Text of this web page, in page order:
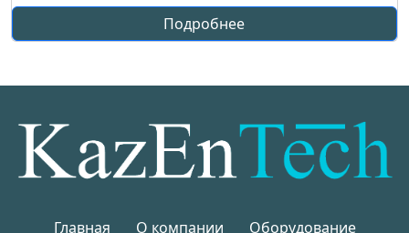
Подробнее
Главная О компании Оборудование